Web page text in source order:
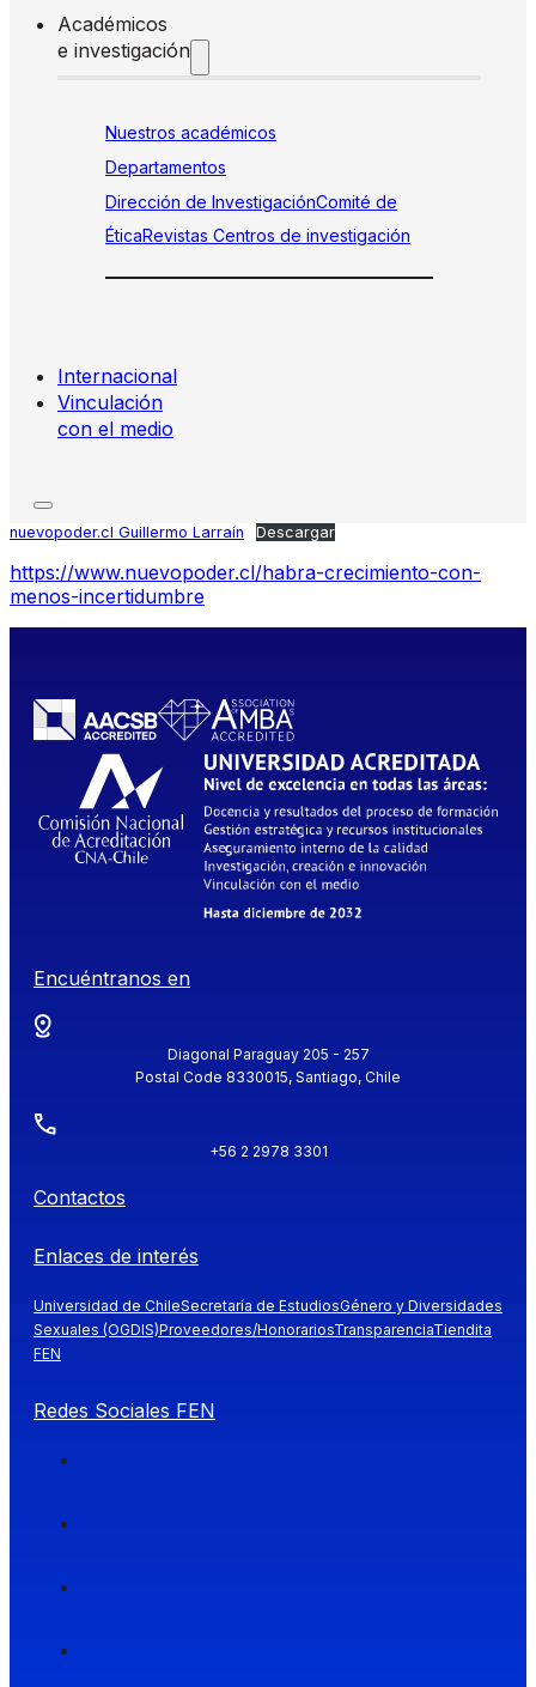
Académicos
e investigación
Nuestros académicos
Departamentos
Dirección de InvestigaciónComité de
ÉticaRevistas Centros de investigación
Internacional
Vinculación
con el medio
nuevopoder.cl Guillermo Larraín Descargar
https://www.nuevopoder.cl/habra-crecimiento-con-
menos-incertidumbre
Encuéntranos en
Diagonal Paraguay 205 - 257
Postal Code 8330015, Santiago, Chile
+56 2 2978 3301
Contactos
Enlaces de interés
Universidad de ChileSecretaría de EstudiosGénero y Diversidades
Sexuales (OGDIS)Proveedores/HonorariosTransparenciaTiendita
FEN
Redes Sociales FEN